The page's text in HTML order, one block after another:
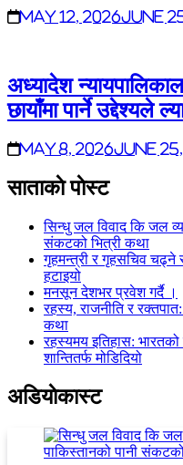
May 12, 2026June
अध्यादेश
छायाँमा पार्ने उद्देश्यले
May 8, 2026June
साताकाे पाेस्ट
सिन्धु जल विवाद कि जल
संकटको भित्री कथा
गृहमन्त्री र गृहसचिव चढ्ने
हटाइयो
मनसून देशभर प्रवेश गर्दै ।
रहस्य, राजनीति र
कथा
रहस्यमय इतिहास:
शान्तितर्फ मोडिदियो
अडियाेकास्ट